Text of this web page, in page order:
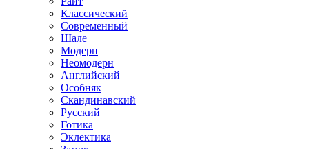
Классический
Современный
Шале
Модерн
Неомодерн
Английский
Особняк
Скандинавский
Русский
Готика
Эклектика